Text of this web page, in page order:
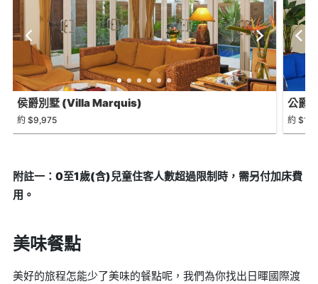
侯爵別墅 (Villa Marquis)
約 $9,975
公爵
約
附註一：0至1歲(含)兒童住客人數超過限制時，需另付加床費
用。
美味餐點
美好的旅程怎能少了美味的餐點呢，我們為你找出日暉國際渡